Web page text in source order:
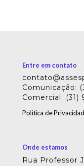
Entre em contato
Comunicação:
Comercial: (31)
Política de
Onde estamos
Rua Professor